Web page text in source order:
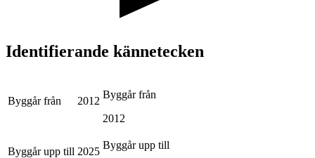
Identifierande kännetecken
Byggår från 2012
Byggår från
2012
Byggår upp till 2025
Byggår upp till